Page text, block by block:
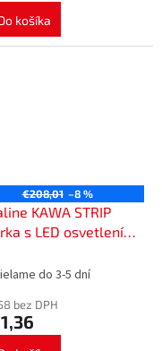
košíka
€208,01 –8 %
KAWA STRIP
s LED osvetlením
do 3-5 dní
bez DPH